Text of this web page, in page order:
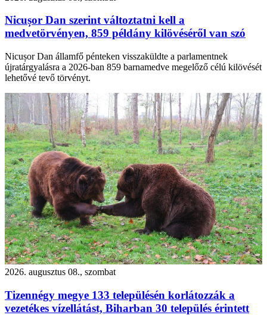
Nicușor Dan szerint változtatni kell a
medvetörvényen, 859 példány kilövéséről van szó
Nicușor Dan államfő pénteken visszaküldte a parlamentnek
újratárgyalásra a 2026-ban 859 barnamedve megelőző célú kilövését
lehetővé tevő törvényt.
2026. augusztus 08., szombat
Tizennégy megye 133 településén korlátozzák a
vezetékes vízellátást, Biharban 30 település érintett